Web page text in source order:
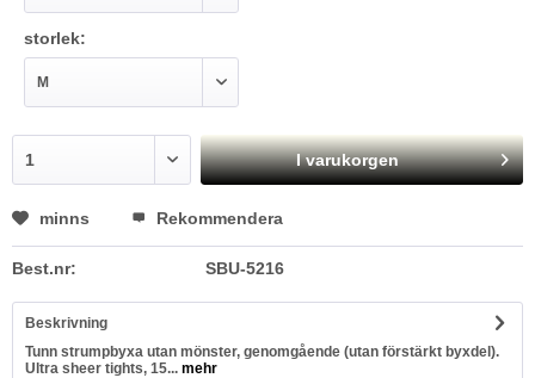
storlek:
I varukorgen
minns Rekommendera
Best.nr: SBU-5216
Beskrivning
Tunn strumpbyxa utan mönster, genomgående (utan förstärkt byxdel).
Ultra sheer tights, 15... mehr